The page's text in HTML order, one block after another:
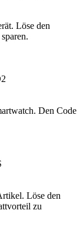
Löse den
Den Code
Löse den
zu